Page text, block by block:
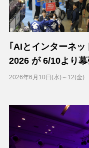
｢AIとインターネ
2026 が 6/10より
合うためのヒント
2026年6月10日(水)～12(金)